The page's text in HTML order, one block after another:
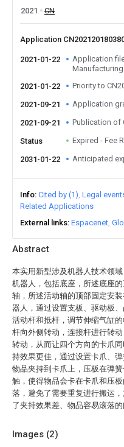
Abstract
本实用新型涉及机器人技术领
机器人，包括底座，所述底座
轴，所述活动轴的顶部固定安
器人，通过设置支板、驱动板、
活动杆和抵杆，调节伸缩气缸
杆向外侧转动，连接杆进行转
转动，从而让四个方向的卡爪
持效果更佳，通过设置卡爪、
物品夹持到卡爪上，压板在弹
触，使得物品会卡在卡爪和压
落，避免了需要重复进行搬运
了夹持效果差、物品容易滚落的
Images (2)
2021
CN
Application
2021-01-22
Application
2021-01-22
Priority to
2021-09-21 Application
2021-09-21 Publication of
Status Expired - Fee
2031-01-22 Anticipated
Info Cited by (1) Legal
Related Applications
External links Espacenet